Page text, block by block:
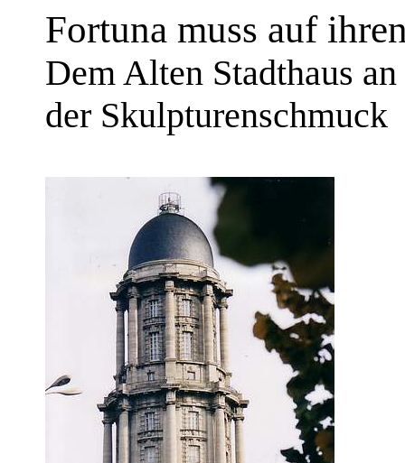
Fortuna muss auf
Dem Alten Stadthaus
der Skulpturenschmuck